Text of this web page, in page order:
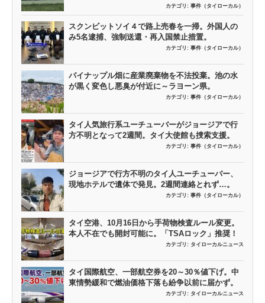
カテゴリ: 事件（タイローカル）
スクンビットソイ４で路上売春を一掃。外国人の
み5名逮捕、強制送還・再入国禁止措置。
カテゴリ: 事件（タイローカル）
パイナップル畑に産業廃棄物を不法投棄。池の水
が黒く変色し悪臭が付近に～ラヨーン県。
カテゴリ: 事件（タイローカル）
タイ人気旅行系ユーチューバーがジョージアで行
方不明となって2週間。タイ大使館も捜索支援。
カテゴリ: 事件（タイローカル）
ジョージアで行方不明のタイ人ユーチューバー、
現地ホテルで遺体で発見。2週間連絡とれず…。
カテゴリ: 事件（タイローカル）
タイ空港、10月16日から手荷物検査ルール変更。
本人不在でも開封可能に。「TSAロック」推奨！
カテゴリ: タイローカルニュース
タイ国際航空、一部航空券を20～30％値下げ。中
東情勢緩和で燃油価格下落も紛争以前に届かず。
カテゴリ: タイローカルニュース